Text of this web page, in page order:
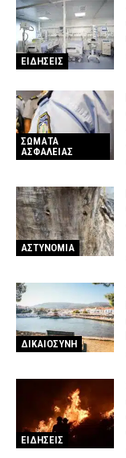
ΕΙΔΗΣΕΙΣ
ΣΩΜΑΤΑ
ΑΣΦΑΛΕΙΑΣ
ΑΣΤΥΝΟΜΙΑ
ΔΙΚΑΙΟΣΥΝΗ
ΕΙΔΗΣΕΙΣ